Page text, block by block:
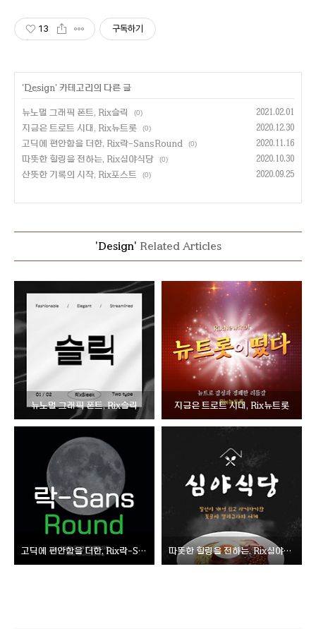
13 구독하기
'Design' 카테고리의 다른 글
뉴노멀 그래픽 폰트, Rix슬릭 (0) 2021.02.01
지금은 트로트 시대, Rix뉴트롯 (0) 2020.12.30
고딕에 편안함을 더한, Rix락-SansRound (0) 2020.11.16
따뜻한 힐링을 전하는, Rix심야식당 (0) 2020.10.30
산뜻한 기록의 시작, Rix포스트 (0) 2020.09.25
'Design' Related Articles
뉴노멀 그래픽 폰트, Rix슬릭 지금은 트로트 시대, Rix뉴트롯
고딕에 편안함을 더한, Rix락-SansRound 따뜻한 힐링을 전하는, Rix심야식당